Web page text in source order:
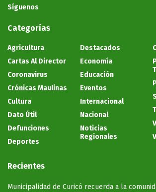
Síguenos
Categorías
Agricultura
Cartas Al Director
Coronavirus
Crónicas Maulinas
Cultura
Dato Útil
Defunciones
Deportes
Destacados
Economía
Educación
Eventos
Internacional
Nacional
Noticias
Regionales
Recientes
Municipalidad de Curicó recuerda a la